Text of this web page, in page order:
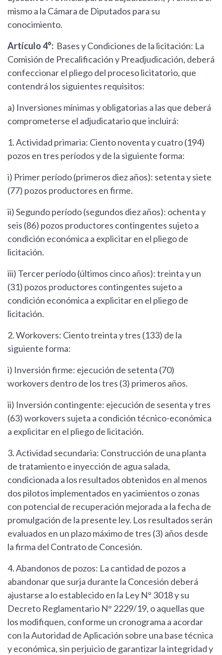
mismo a la Cámara de Diputados para su
conocimiento.
Artículo 4°: Bases y Condiciones de la licitación: La
Comisión de Precalificación y Preadjudicación, deberá
confeccionar el pliego del proceso licitatorio, que
contendrá los siguientes requisitos:
a) Inversiones mínimas y obligatorias a las que deberá
comprometerse el adjudicatario que incluirá:
1. Actividad primaria: Ciento noventa y cuatro (194)
pozos en tres períodos y de la siguiente forma:
i) Primer período (primeros diez años): setenta y siete
(77) pozos productores en firme.
ii) Segundo período (segundos diez años): ochenta y
seis (86) pozos productores contingentes sujeto a
condición económica a explicitar en el pliego de
licitación.
iii) Tercer período (últimos cinco años): treinta y un
(31) pozos productores contingentes sujeto a
condición económica a explicitar en el pliego de
licitación.
2. Workovers: Ciento treinta y tres (133) de la
siguiente forma:
i) Inversión firme: ejecución de setenta (70)
workovers dentro de los tres (3) primeros años.
ii) Inversión contingente: ejecución de sesenta y tres
(63) workovers sujeta a condición técnico-económica
a explicitar en el pliego de licitación.
3. Actividad secundaria: Construcción de una planta
de tratamiento e inyección de agua salada,
condicionada a los resultados obtenidos en al menos
dos pilotos implementados en yacimientos o zonas
con potencial de recuperación mejorada a la fecha de
promulgación de la presente ley. Los resultados serán
evaluados en un plazo máximo de tres (3) años desde
la firma del Contrato de Concesión.
4. Abandonos de pozos: La cantidad de pozos a
abandonar que surja durante la Concesión deberá
ajustarse a lo establecido en la Ley N° 3018 y su
Decreto Reglamentario N° 2229/19, o aquellas que
los modifiquen, conforme un cronograma a acordar
con la Autoridad de Aplicación sobre una base técnica
y económica, sin perjuicio de garantizar la integridad y